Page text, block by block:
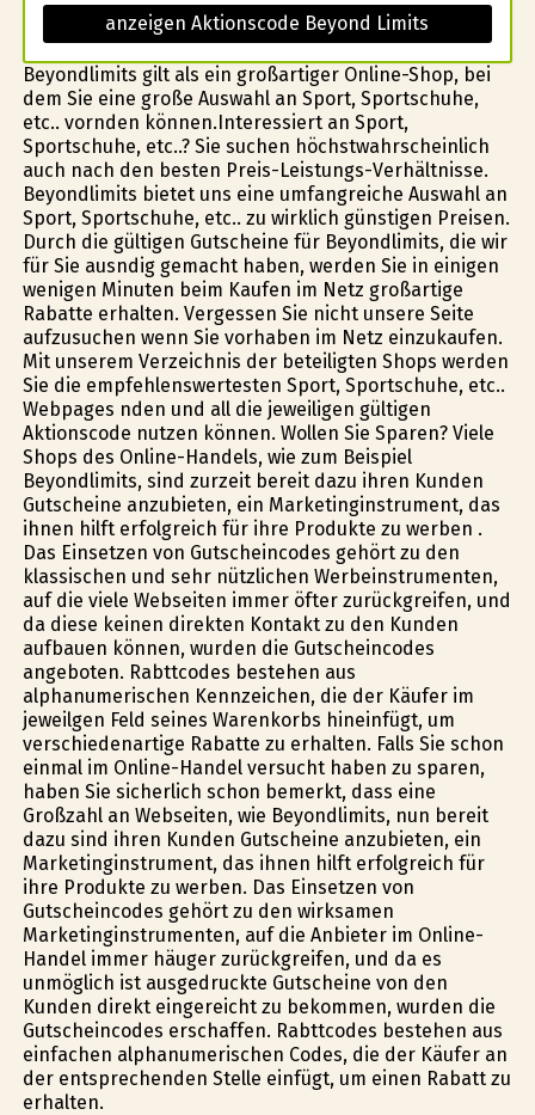
anzeigen Aktionscode Beyond Limits
Beyondlimits gilt als ein großartiger Online-Shop, bei
dem Sie eine große Auswahl an Sport, Sportschuhe,
etc.. vorfinden können.Interessiert an Sport,
Sportschuhe, etc..? Sie suchen höchstwahrscheinlich
auch nach den besten Preis-Leistungs-Verhältnisse.
Beyondlimits bietet uns eine umfangreiche Auswahl an
Sport, Sportschuhe, etc.. zu wirklich günstigen Preisen.
Durch die gültigen Gutscheine für Beyondlimits, die wir
für Sie ausfindig gemacht haben, werden Sie in einigen
wenigen Minuten beim Kaufen im Netz großartige
Rabatte erhalten. Vergessen Sie nicht unsere Seite
aufzusuchen wenn Sie vorhaben im Netz einzukaufen.
Mit unserem Verzeichnis der beteiligten Shops werden
Sie die empfehlenswertesten Sport, Sportschuhe, etc..
Webpages finden und all die jeweiligen gültigen
Aktionscode nutzen können. Wollen Sie Sparen? Viele
Shops des Online-Handels, wie zum Beispiel
Beyondlimits, sind zurzeit bereit dazu ihren Kunden
Gutscheine anzubieten, ein Marketinginstrument, das
ihnen hilft erfolgreich für ihre Produkte zu werben .
Das Einsetzen von Gutscheincodes gehört zu den
klassischen und sehr nützlichen Werbeinstrumenten,
auf die viele Webseiten immer öfter zurückgreifen, und
da diese keinen direkten Kontakt zu den Kunden
aufbauen können, wurden die Gutscheincodes
angeboten. Rabttcodes bestehen aus
alphanumerischen Kennzeichen, die der Käufer im
jeweilgen Feld seines Warenkorbs hineinfügt, um
verschiedenartige Rabatte zu erhalten. Falls Sie schon
einmal im Online-Handel versucht haben zu sparen,
haben Sie sicherlich schon bemerkt, dass eine
Großzahl an Webseiten, wie Beyondlimits, nun bereit
dazu sind ihren Kunden Gutscheine anzubieten, ein
Marketinginstrument, das ihnen hilft erfolgreich für
ihre Produkte zu werben. Das Einsetzen von
Gutscheincodes gehört zu den wirksamen
Marketinginstrumenten, auf die Anbieter im Online-
Handel immer häufiger zurückgreifen, und da es
unmöglich ist ausgedruckte Gutscheine von den
Kunden direkt eingereicht zu bekommen, wurden die
Gutscheincodes erschaffen. Rabttcodes bestehen aus
einfachen alphanumerischen Codes, die der Käufer an
der entsprechenden Stelle einfügt, um einen Rabatt zu
erhalten.